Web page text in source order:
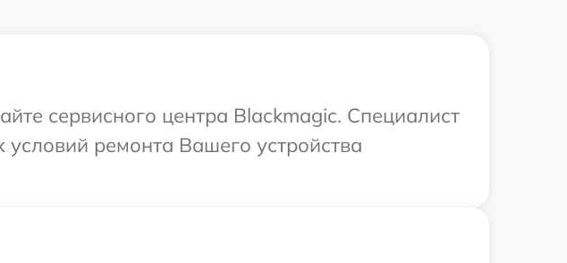
сервисного центра Blackmagic. Специалист
ремонта Вашего устройства